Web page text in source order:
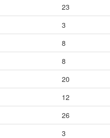
23
3
8
8
20
12
26
3